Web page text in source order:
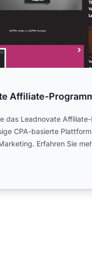
Affiliate-
das Leadnovate
CPA-basierte
Erfahren Sie